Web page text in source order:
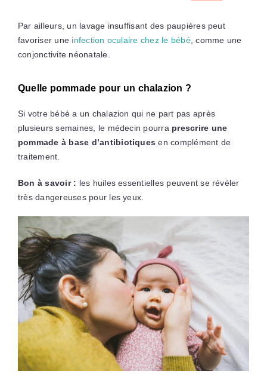
Par ailleurs, un lavage insuffisant des paupières peut
favoriser une infection oculaire chez le bébé, comme une
conjonctivite néonatale.
Quelle pommade pour un chalazion ?
Si votre bébé a un chalazion qui ne part pas après
plusieurs semaines, le médecin pourra prescrire une
pommade à base d’antibiotiques en complément de
traitement.
Bon à savoir : les huiles essentielles peuvent se révéler
très dangereuses pour les yeux.